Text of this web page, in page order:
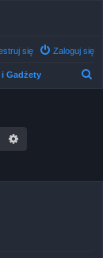
Zaloguj się
się
Gadżety
Szukaj